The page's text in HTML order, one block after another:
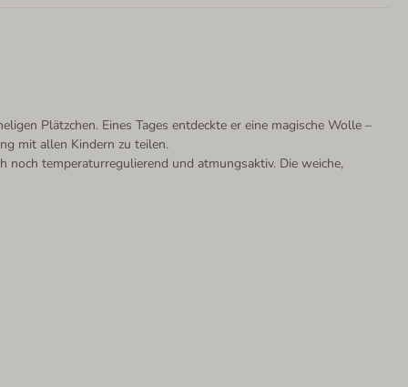
Plätzchen. Eines Tages entdeckte er eine magische Wolle –
mit allen Kindern zu teilen.
temperaturregulierend und atmungsaktiv. Die weiche,